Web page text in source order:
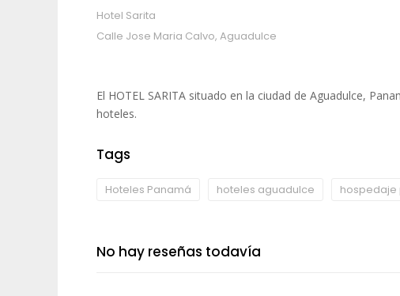
Hotel Sarita
Calle Jose Maria Calvo, Aguadulce
El HOTEL SARITA situado en la ciudad de Aguadulce,
hoteles.
Tags
Hoteles Panamá hoteles aguadulce hospedaje
No hay reseñas todavía